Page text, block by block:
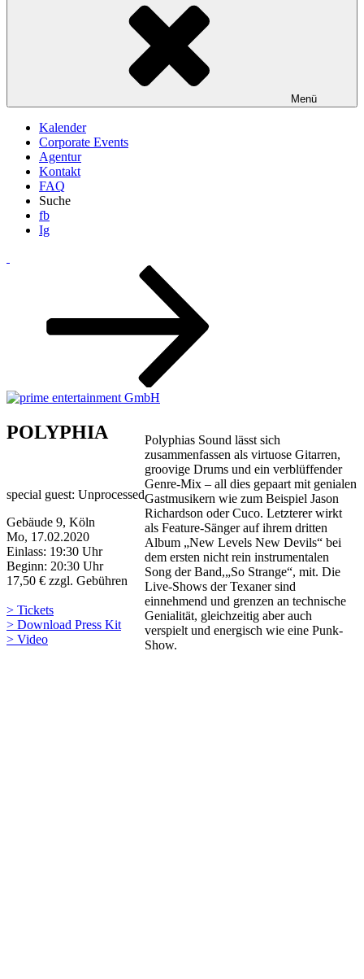
Menü
Kalender
Corporate Events
Agentur
Kontakt
FAQ
Suche
fb
Ig
POLYPHIA
special guest: Unprocessed
Gebäude 9, Köln
Mo, 17.02.2020
Einlass: 19:30 Uhr
Beginn: 20:30 Uhr
17,50 € zzgl. Gebühren
> Tickets
> Download Press Kit
> Video
Polyphias Sound lässt sich
zusammenfassen als virtuose Gitarren,
groovige Drums und ein verblüffender
Genre-Mix – all dies gepaart mit genialen
Gastmusikern wie zum Beispiel Jason
Richardson oder Cuco. Letzterer wirkt
als Feature-Sänger auf ihrem dritten
Album „New Levels New Devils“ bei
dem ersten nicht rein instrumentalen
Song der Band,„So Strange“, mit. Die
Live-Shows der Texaner sind
einnehmend und grenzen an technische
Genialität, gleichzeitig aber auch
verspielt und energisch wie eine Punk-
Show.